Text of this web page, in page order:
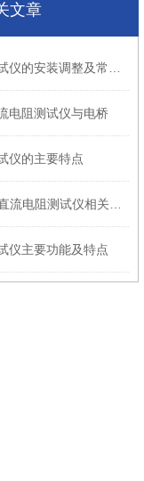
文章
电阻测试仪与电桥
仪的主要特点
仪主要功能及特点